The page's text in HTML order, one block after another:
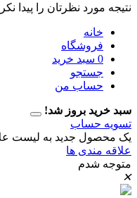
نظرتان را پیدا نکردید؟
سبد خرید
من
بروز شد!
جدید به لیست علاقه
ها